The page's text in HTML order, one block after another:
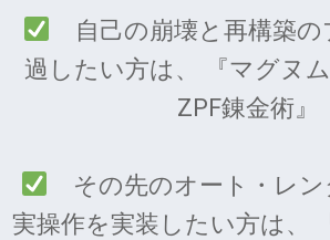
自己の崩壊と再構築の
過したい方は、 『マグヌ
ZPF錬金術』
その先のオート・レン
実操作を実装したい方は、